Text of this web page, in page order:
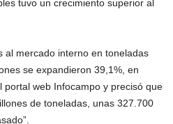
tuvo un crecimiento superior al
al mercado interno en toneladas
se expandieron 39,1%, en
web Infocampo y precisó que
de toneladas, unas 327.700